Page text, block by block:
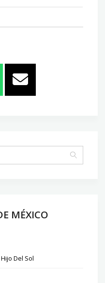
MÉXICO
Del Sol